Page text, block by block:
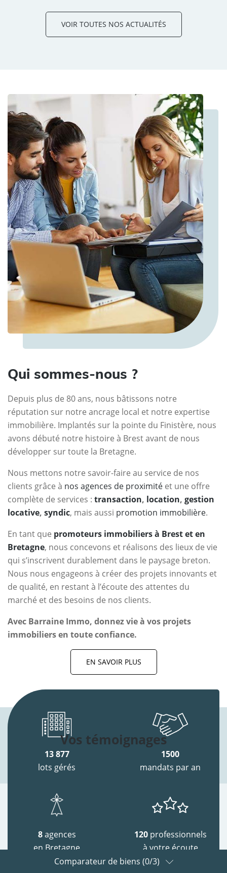
VOIR TOUTES NOS ACTUALITÉS
Qui sommes-nous ?
Depuis plus de 80 ans, nous bâtissons notre
réputation sur notre ancrage local et notre expertise
immobilière. Implantés sur la pointe du Finistère, nous
avons débuté notre histoire à Brest avant de nous
développer sur toute la Bretagne.
Nous mettons notre savoir-faire au service de nos
clients grâce à nos agences de proximité et une offre
complète de services : transaction, location, gestion
locative, syndic, mais aussi promotion immobilière.
En tant que promoteurs immobiliers à Brest et en
Bretagne, nous concevons et réalisons des lieux de vie
qui s’inscrivent durablement dans le paysage breton.
Nous nous engageons à créer des projets innovants et
de qualité, en restant à l’écoute des attentes du
marché et des besoins de nos clients.
Avec Barraine Immo, donnez vie à vos projets
immobiliers en toute confiance.
EN SAVOIR PLUS
Vos témoignages
13 877
lots gérés
1500
mandats par an
8agences
en Bretagne
120 professionnels
à votre écoute
Comparateur de biens (0/3)